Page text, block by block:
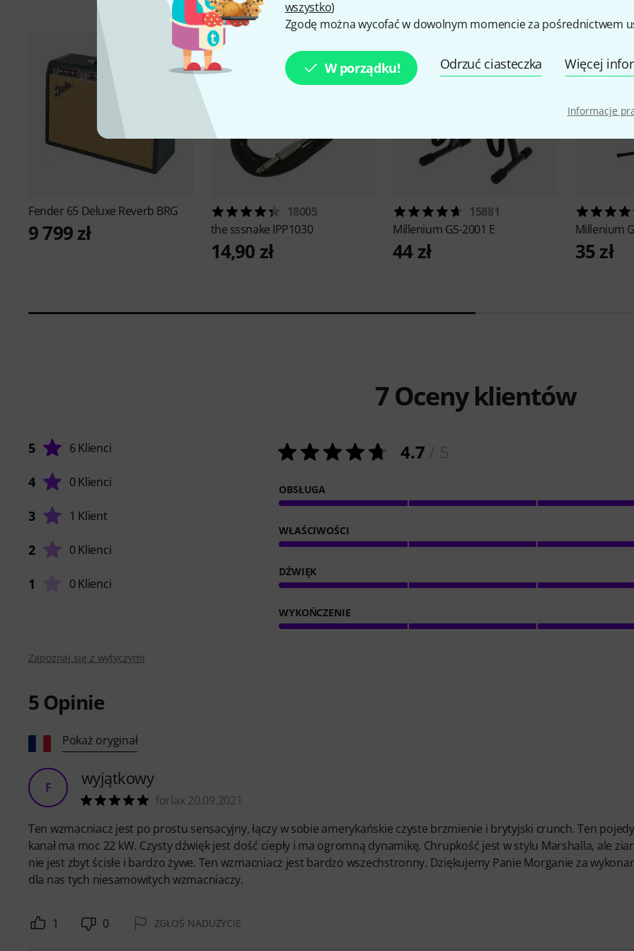
wszystko)
Zgodę można wycofać w dowolnym momencie za pośrednictwem
W porządku! Odrzuć ciasteczka Więcej
Informacje
Fender 65 Deluxe Reverb BRG
9 799 zł
18005
the sssnake IPP1030
14,90 zł
15881
Millenium GS-2001 E
44 zł
Millenium
35 zł
7Oceny klientów
5 6 Klienci
4 0 Klienci
3 1 Klient
2 0 Klienci
1 0 Klienci
4.7
OBSŁUGA
WŁAŚCIWOŚCI
DŹWIĘK
WYKOŃCZENIE
Zapoznaj się z wytyczymi
5Opinie
Pokaż oryginał
F wyjątkowy
forlax 20.09.2021
Ten wzmacniacz jest po prostu sensacyjny, łączy w sobie amerykańskie czyste brzmienie i brytyjski crunch. Ten
kanał ma moc 22 kW. Czysty dźwięk jest dość ciepły i ma ogromną dynamikę. Chrupkość jest w stylu Marshalla, ale
nie jest zbyt ścisłe i bardzo żywe. Ten wzmacniacz jest bardzo wszechstronny. Dziękujemy Panie Morganie za
dla nas tych niesamowitych wzmacniaczy.
1 0 ZGŁOŚ NADUŻYCIE